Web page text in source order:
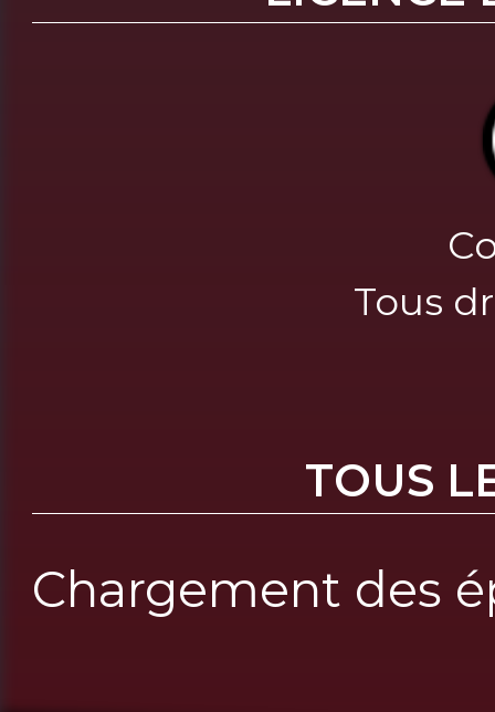
Tous
TOUS
Chargement des